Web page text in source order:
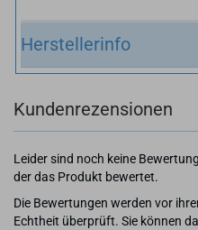
Herstellerinfo
Kundenrezensionen
Leider sind noch keine
der das Produkt bewertet.
Die Bewertungen werden vor
Echtheit überprüft. Sie können